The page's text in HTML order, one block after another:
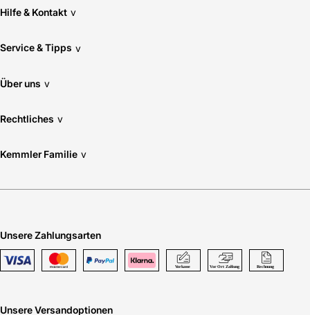
Hilfe & Kontakt v
Service & Tipps v
Über uns v
Rechtliches v
Kemmler Familie v
Unsere Zahlungsarten
Unsere Versandoptionen